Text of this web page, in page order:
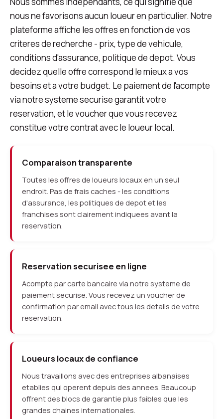
nous ne favorisons aucun loueur en particulier. Notre
plateforme affiche les offres en fonction de vos
criteres de recherche - prix, type de vehicule,
conditions d'assurance, politique de depot. Vous
decidez quelle offre correspond le mieux a vos
besoins et a votre budget. Le paiement de l'acompte
via notre systeme securise garantit votre
reservation, et le voucher que vous recevez
constitue votre contrat avec le loueur local.
Comparaison transparente
Toutes les offres de loueurs locaux en un seul
endroit. Pas de frais caches - les conditions
d'assurance, les politiques de depot et les
franchises sont clairement indiquees avant la
reservation.
Reservation securisee en ligne
Acompte par carte bancaire via notre systeme de
paiement securise. Vous recevez un voucher de
confirmation par email avec tous les details de votre
reservation.
Loueurs locaux de confiance
Nous travaillons avec des entreprises albanaises
etablies qui operent depuis des annees. Beaucoup
offrent des blocs de garantie plus faibles que les
grandes chaines internationales.